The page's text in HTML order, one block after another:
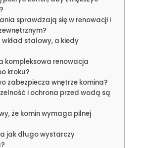
sprawdzają się w renowacji i
stalowy, a kiedy
kompleksowa renowacja
kroku?
zabezpiecza wnętrze komina?
i ochrona przed wodą są
że komin wymaga pilnej
jak długo wystarczy